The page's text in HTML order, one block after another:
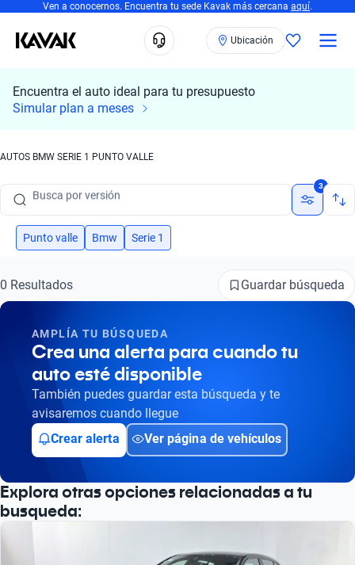
Ven a conocernos. Encuentra tu sede Kavak más cercana aquí.
Ubicación
Encuentra el auto ideal para tu presupuesto
Simular plan a meses
AUTOS BMW SERIE 1 PUNTO VALLE
Busca por marca
Busca por año
Busca por marca
Busca por versión
Busca por año
3
Punto valle Bmw Serie 1
0 Resultados Guardar búsqueda
AMPLÍA TU BÚSQUEDA
Crea una alerta para cuando tu
auto esté disponible
También puedes guardar esta búsqueda y te
avisaremos cuando llegue
Crear alerta
Ver página de vehículos
Explora otras opciones relacionadas a tu
busqueda: